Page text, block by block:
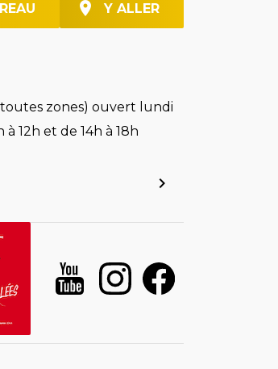
Y ALLER
zones) ouvert lundi
12h et de 14h à 18h